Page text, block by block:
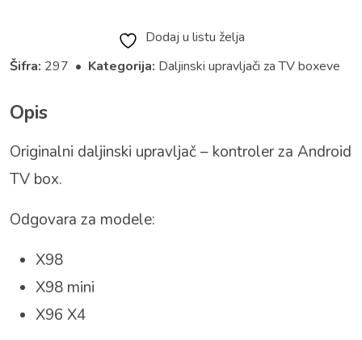
Dodaj u listu želja
Šifra: 297 • Kategorija: Daljinski upravljači za TV boxeve
Opis
Originalni daljinski upravljač – kontroler za Android
TV box.
Odgovara za modele:
X98
X98 mini
X96 X4